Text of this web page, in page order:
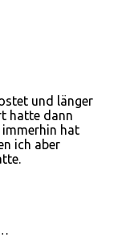
und länger
hatte dann
immerhin hat
ich aber